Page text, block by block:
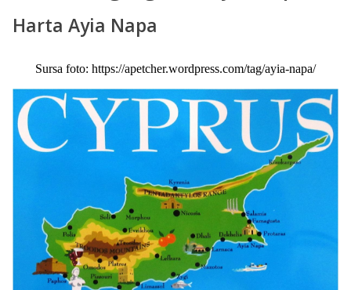
Harta Ayia Napa
Sursa foto: https://apetcher.wordpress.com/tag/ayia-napa/